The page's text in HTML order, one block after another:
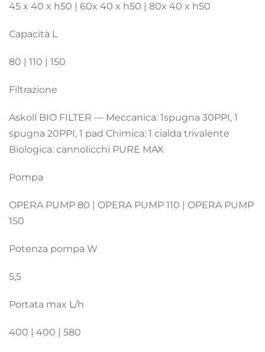
45 x 40 x h50 | 60x 40 x h50 | 80x 40 x h50
Capacità L
80 | 110 | 150
Filtrazione
Askoll BIO FILTER — Meccanica: 1spugna 30PPI, 1
spugna 20PPI, 1 pad Chimica: 1 cialda trivalente
Biologica: cannolicchi PURE MAX
Pompa
OPERA PUMP 80 | OPERA PUMP 110 | OPERA PUMP
150
Potenza pompa W
5,5
Portata max L/h
400 | 400 | 580